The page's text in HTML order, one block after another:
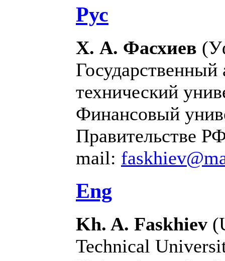
Рус
Х. А. Фасхиев
технический
Финансовый
Правительстве
mail:
Eng
Kh. A. Faskhiev
Technical